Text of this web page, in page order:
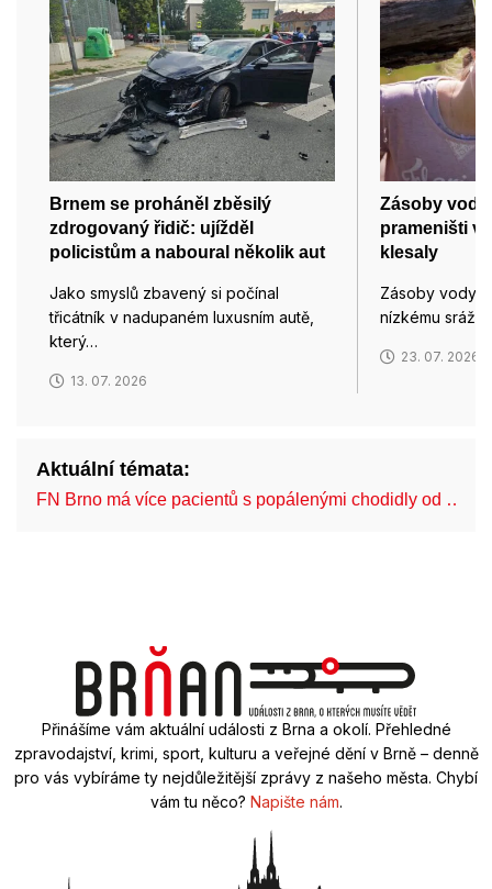
Brnem se proháněl zběsilý
zdrogovaný řidič: ujížděl
policistům a naboural několik aut
Jako smyslů zbavený si počínal
třicátník v nadupaném luxusním autě,
který…
13. 07. 2026
Zásoby
prameništi v
klesaly
Zásoby vody
nízkému
23. 07. 2026
Aktuální témata:
FN Brno má více pacientů s popálenými chodidly od …
Přinášíme vám aktuální události z Brna a okolí. Přehledné
zpravodajství, krimi, sport, kulturu a veřejné dění v Brně – denně
pro vás vybíráme ty nejdůležitější zprávy z našeho města. Chybí
vám tu něco? Napište nám.